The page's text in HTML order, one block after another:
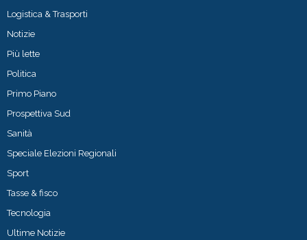
Logistica & Trasporti
Notizie
Più lette
Politica
Primo Piano
Prospettiva Sud
Sanità
Speciale Elezioni Regionali
Sport
Tasse & fisco
Tecnologia
Ultime Notizie